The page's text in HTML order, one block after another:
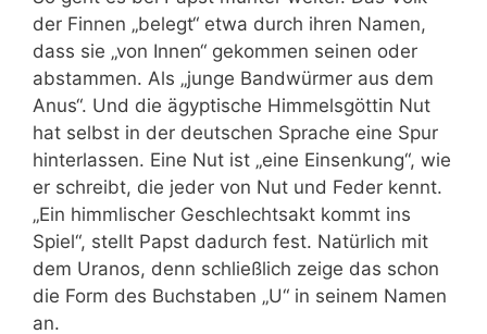
der Finnen „belegt“ etwa durch ihren Namen,
dass sie „von Innen“ gekommen seinen oder
abstammen. Als „junge Bandwürmer aus dem
Anus“. Und die ägyptische Himmelsgöttin Nut
hat selbst in der deutschen Sprache eine Spur
hinterlassen. Eine Nut ist „eine Einsenkung“, wie
er schreibt, die jeder von Nut und Feder kennt.
„Ein himmlischer Geschlechtsakt kommt ins
Spiel“, stellt Papst dadurch fest. Natürlich mit
dem Uranos, denn schließlich zeige das schon
die Form des Buchstaben „U“ in seinem Namen
an.